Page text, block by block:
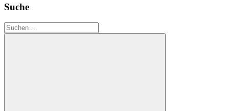
Suche
Suchen
nach: